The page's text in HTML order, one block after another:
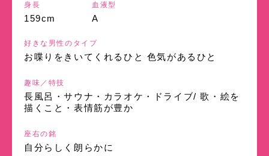
身長
159cm
血液型
A
好きな男性のタイプ
お喋りをきいてくれるひと 色気があるひと
趣味／特技
長風呂・サウナ・カラオケ・ドライブ/ 歌・絵を
描くこと・表情筋が豊か
座右の銘
自分らしく朗らかに